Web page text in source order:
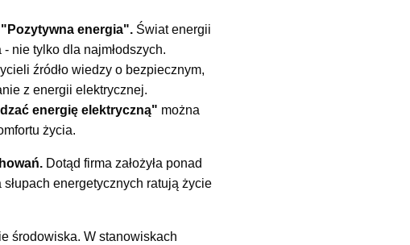
"Pozytywna energia". Świat energii
nie tylko dla najmłodszych.
źródło wiedzy o bezpiecznym,
z energii elektrycznej.
energię elektryczną" można
życia.
Dotąd firma założyła ponad
energetycznych ratują życie
środowiska. W stanowiskach